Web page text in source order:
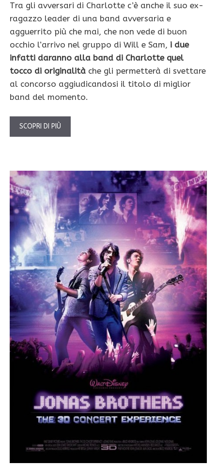
Tra gli avversari di Charlotte c’è anche il suo ex-
ragazzo leader di una band avversaria e
agguerrito più che mai, che non vede di buon
occhio l’arrivo nel gruppo di Will e Sam, i due
infatti daranno alla band di Charlotte quel
tocco di originalità che gli permetterà di svettare
al concorso aggiudicandosi il titolo di miglior
band del momento.
SCOPRI DI PIÙ